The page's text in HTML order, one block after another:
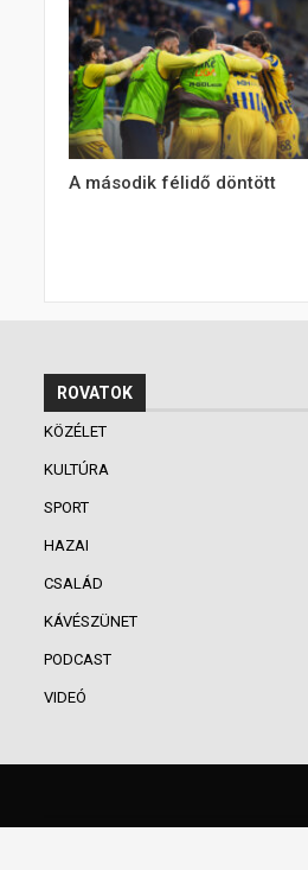
A második félidő döntött
ROVATOK
KÖZÉLET
KULTÚRA
SPORT
HAZAI
CSALÁD
KÁVÉSZÜNET
PODCAST
VIDEÓ